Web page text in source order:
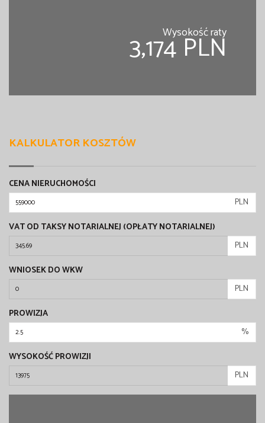
Wysokość raty
3,174 PLN
KALKULATOR KOSZTÓW
CENA NIERUCHOMOŚCI
PLN
VAT OD TAKSY NOTARIALNEJ (OPŁATY NOTARIALNEJ)
PLN
WNIOSEK DO WKW
PLN
PROWIZJA
%
WYSOKOŚĆ PROWIZJI
PLN